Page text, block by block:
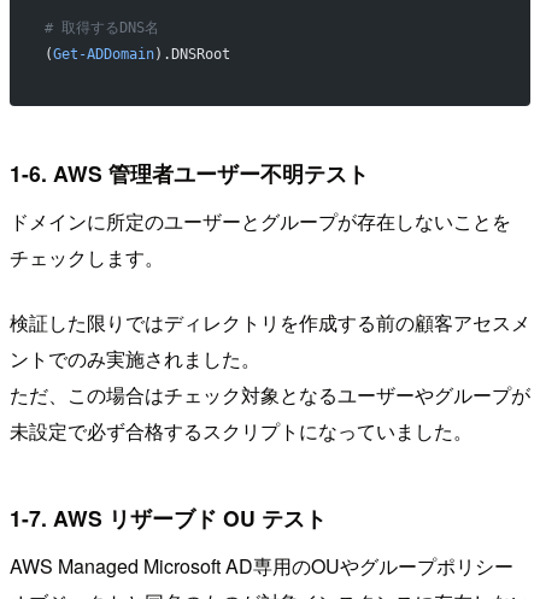
# 取得するDNS名
(Get-ADDomain).DNSRoot
1-6. AWS 管理者ユーザー不明テスト
ドメインに所定のユーザーとグループが存在しないことを
チェックします。
検証した限りではディレクトリを作成する前の顧客アセスメ
ントでのみ実施されました。
ただ、この場合はチェック対象となるユーザーやグループが
未設定で必ず合格するスクリプトになっていました。
1-7. AWS リザーブド OU テスト
AWS Managed Microsoft AD専用のOUやグループポリシー